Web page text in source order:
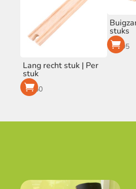
Lang recht stuk | Per
stuk
€1,50
stuks
€9,95